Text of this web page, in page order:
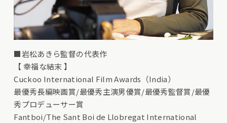
■岩松あきら監督の代表作
【 幸福な結末 】
Cuckoo International Film Awards（India）
最優秀長編映画賞/最優秀主演男優賞/最優秀監督賞/最優
秀プロデューサー賞
Fantboi/The Sant Boi de Llobregat International